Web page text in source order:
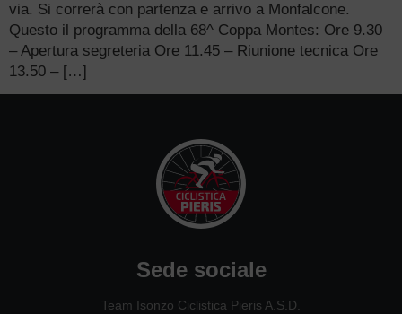
via. Si correrà con partenza e arrivo a Monfalcone.
Questo il programma della 68^ Coppa Montes: Ore 9.30
– Apertura segreteria Ore 11.45 – Riunione tecnica Ore
13.50 – […]
Sede sociale
Team Isonzo Ciclistica Pieris A.S.D.